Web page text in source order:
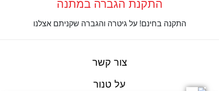
התקנת הגברה במתנה
התקנה בחינם! על גיטרה והגברה שקניתם אצלנו
צור קשר
על טנור